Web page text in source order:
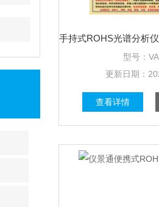
型号：
更新日期：
查看详情